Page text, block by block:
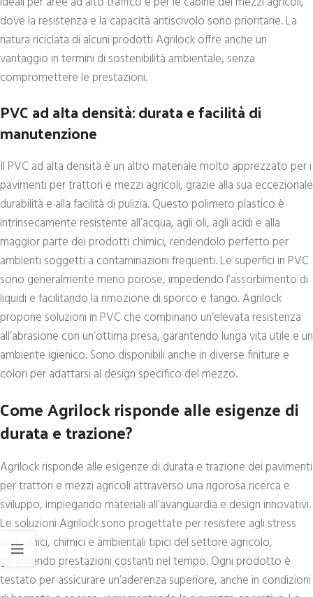
dove la resistenza e la capacità antiscivolo sono prioritarie. La
natura riciclata di alcuni prodotti Agrilock offre anche un
vantaggio in termini di sostenibilità ambientale, senza
compromettere le prestazioni.
PVC ad alta densità: durata e facilità di
manutenzione
Il PVC ad alta densità è un altro materiale molto apprezzato per i
pavimenti per trattori e mezzi agricoli, grazie alla sua eccezionale
durabilità e alla facilità di pulizia. Questo polimero plastico è
intrinsecamente resistente all’acqua, agli oli, agli acidi e alla
maggior parte dei prodotti chimici, rendendolo perfetto per
ambienti soggetti a contaminazioni frequenti. Le superfici in PVC
sono generalmente meno porose, impedendo l’assorbimento di
liquidi e facilitando la rimozione di sporco e fango. Agrilock
propone soluzioni in PVC che combinano un’elevata resistenza
all’abrasione con un’ottima presa, garantendo lunga vita utile e un
ambiente igienico. Sono disponibili anche in diverse finiture e
colori per adattarsi al design specifico del mezzo.
Come Agrilock risponde alle esigenze di
durata e trazione?
Agrilock risponde alle esigenze di durata e trazione dei pavimenti
per trattori e mezzi agricoli attraverso una rigorosa ricerca e
sviluppo, impiegando materiali all’avanguardia e design innovativi.
Le soluzioni Agrilock sono progettate per resistere agli stress
meccanici, chimici e ambientali tipici del settore agricolo,
garantendo prestazioni costanti nel tempo. Ogni prodotto è
testato per assicurare un’aderenza superiore, anche in condizioni